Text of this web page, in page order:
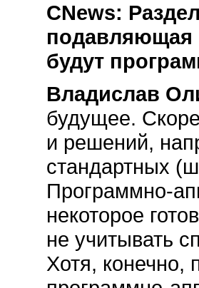
CNews:
подавляющая
будут
Владислав
будущее.
и решений,
стандартных
Программно-
некоторое
не учитывать
Хотя, конечно,